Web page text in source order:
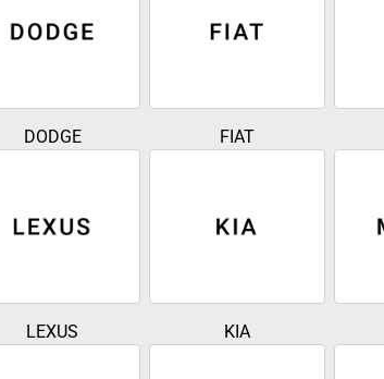
DODGE FIAT
LEXUS KIA